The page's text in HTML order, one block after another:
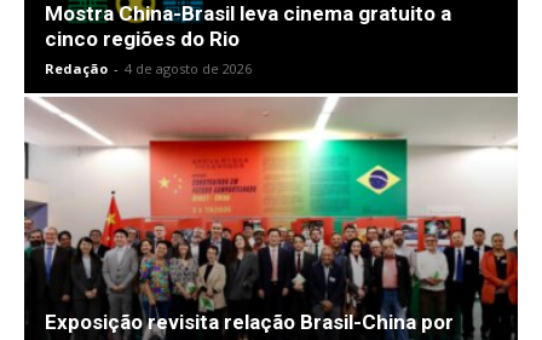
Mostra China-Brasil leva cinema gratuito a
cinco regiões do Rio
Redação - 4 de agosto de 2026
Exposição revisita relação Brasil-China por